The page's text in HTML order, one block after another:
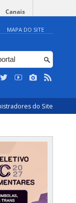
Canais
MAPA DO SITE
do Site